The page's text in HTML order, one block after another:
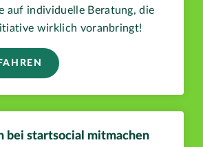
auf individuelle Beratung, die
wirklich voranbringt!
bei startsocial mitmachen